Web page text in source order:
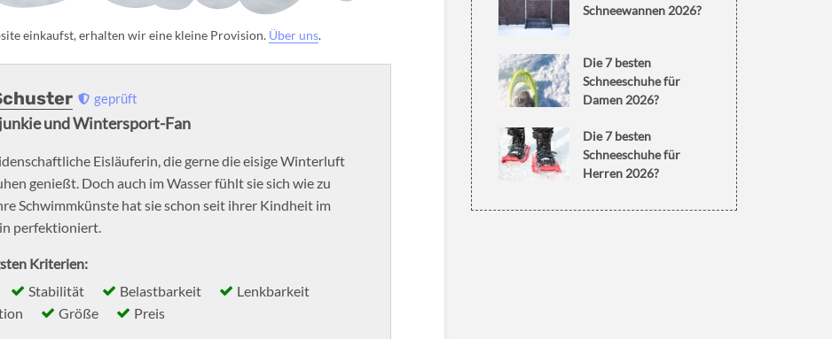
einkaufst, erhalten wir eine kleine Provision. Über uns.
geprüft
und Wintersport-Fan
Eisläuferin, die gerne die eisige Winterluft
genießt. Doch auch im Wasser fühlt sie sich wie zu
Schwimmkünste hat sie schon seit ihrer Kindheit im
perfektioniert.
Kriterien:
Stabilität Belastbarkeit
Lenkbarkeit
Größe Preis
Schneewannen 2026?
Die 7 besten
Schneeschuhe für
Damen 2026?
Die 7 besten
Schneeschuhe für
Herren 2026?